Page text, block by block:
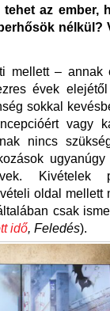
az ember,
nélkül?
mellett – annak
évek
sokkal
vagy
nincs
Kivételek
oldal mellett
csak
idő, Feledés).